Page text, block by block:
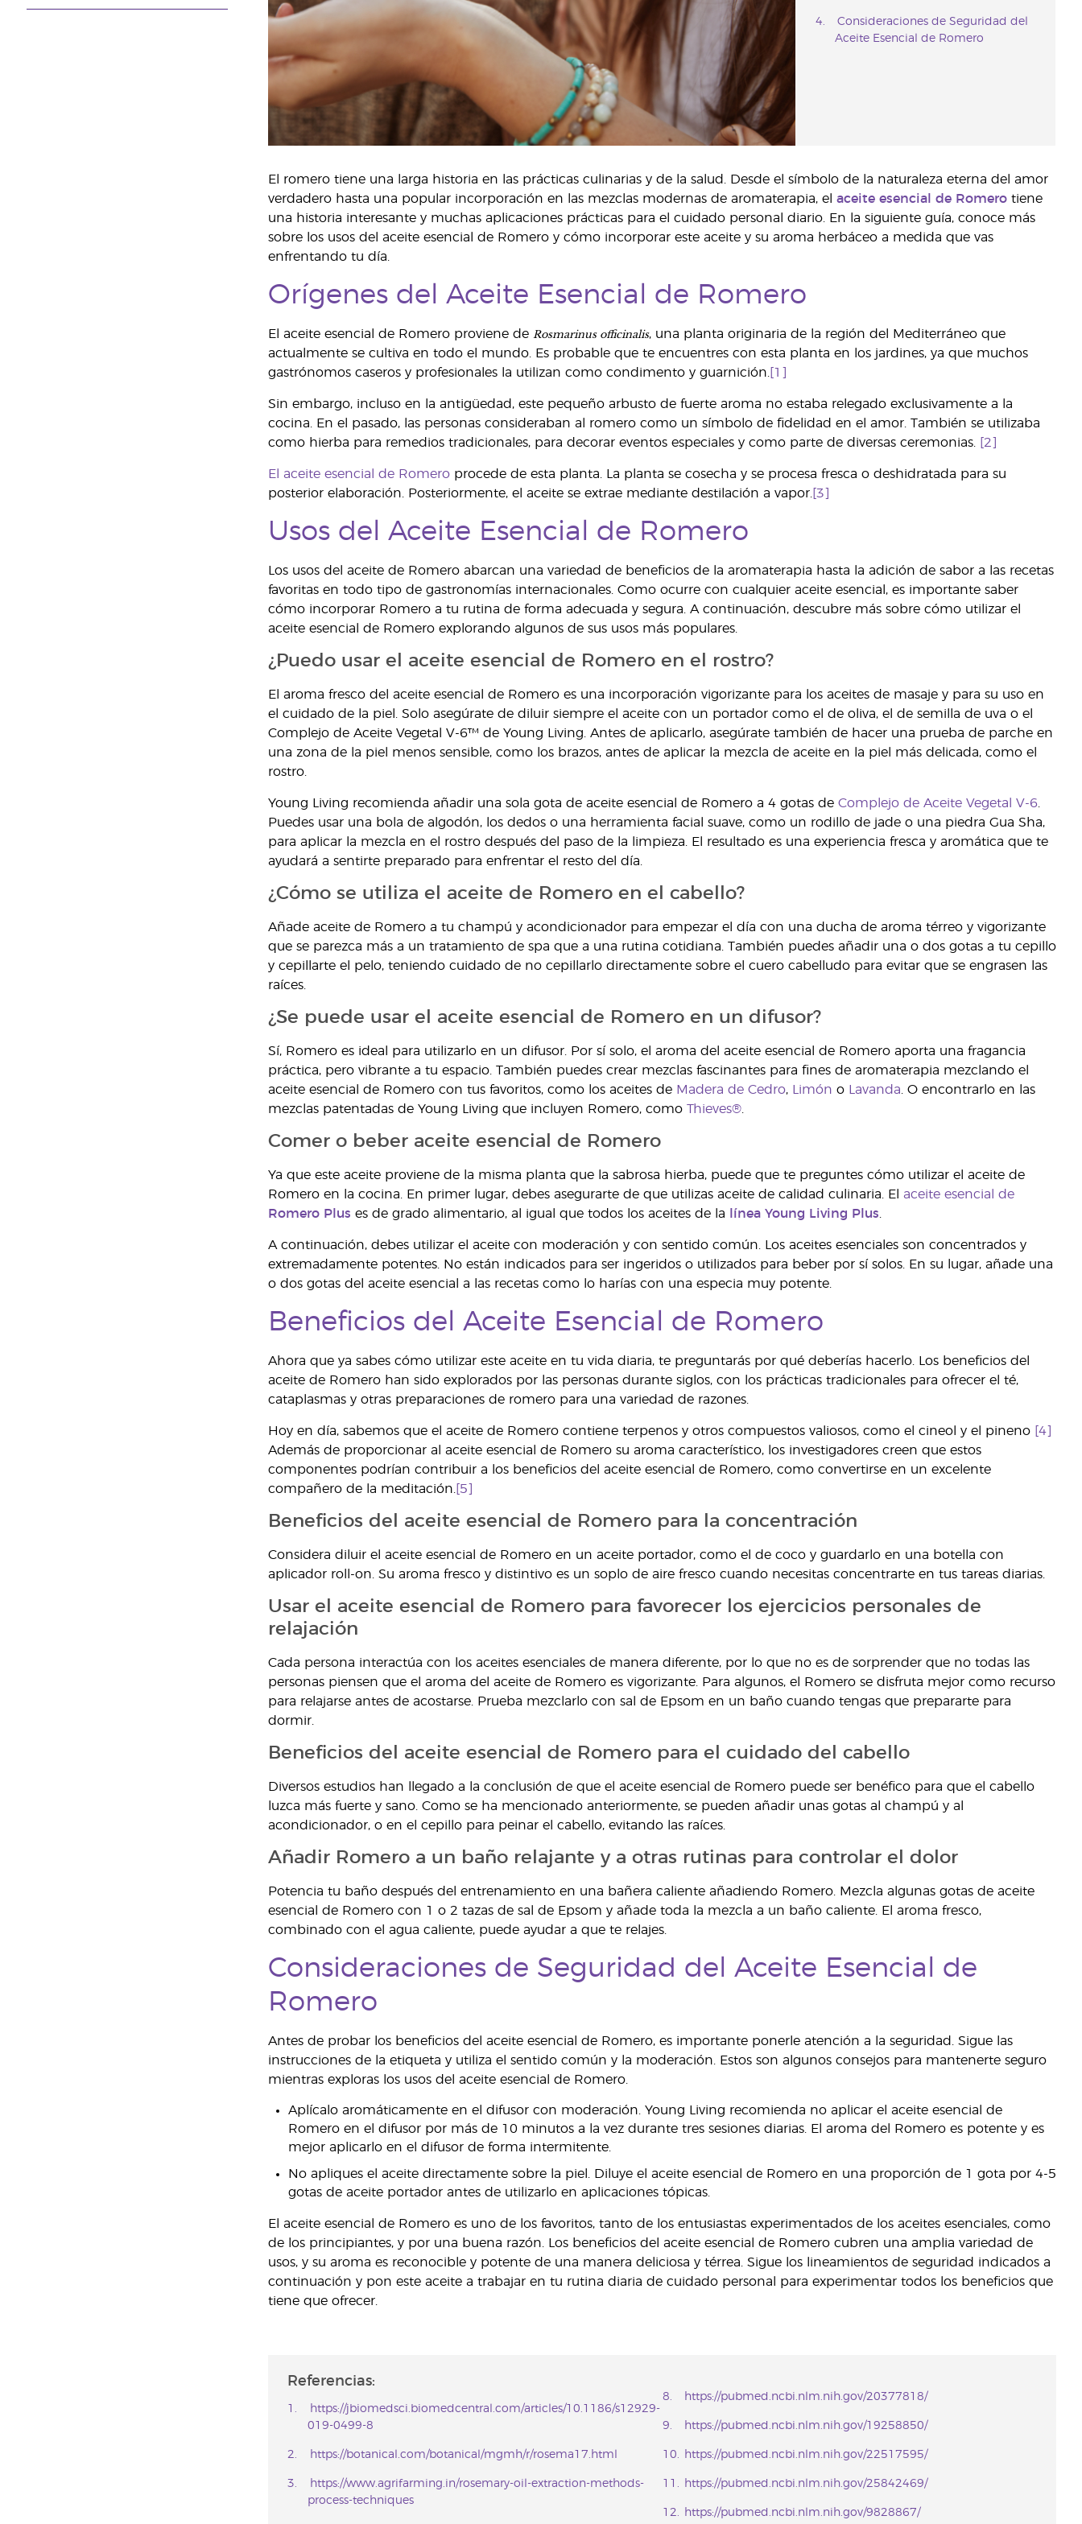
Consideraciones de Seguridad del
Aceite Esencial de Romero
El romero tiene una larga historia en las prácticas culinarias y de la salud. Desde el símbolo de la naturaleza eterna del amor
verdadero hasta una popular incorporación en las mezclas modernas de aromaterapia, el aceite esencial de Romerotiene
una historia interesante y muchas aplicaciones prácticas para el cuidado personal diario. En la siguiente guía, conoce más
sobre los usos del aceite esencial de Romero y cómo incorporar este aceite y su aroma herbáceo a medida que vas
enfrentando tu día.
Orígenes del Aceite Esencial de Romero
El aceite esencial de Romero proviene de Rosmarinus officinalis, una planta originaria de la región del Mediterráneo que
actualmente se cultiva en todo el mundo. Es probable que te encuentres con esta planta en los jardines, ya que muchos
gastrónomos caseros y profesionales la utilizan como condimento y guarnición.
[1]
Sin embargo, incluso en la antigüedad, este pequeño arbusto de fuerte aroma no estaba relegado exclusivamente a la
cocina. En el pasado, las personas consideraban al romero como un símbolo de fidelidad en el amor. También se utilizaba
como hierba para remedios tradicionales, para decorar eventos especiales y como parte de diversas ceremonias.
[2]
El aceite esencial de Romero procede de esta planta. La planta se cosecha y se procesa fresca o deshidratada para su
posterior elaboración. Posteriormente, el aceite se extrae mediante destilación a vapor. [3]
Usos del Aceite Esencial de Romero
Los usos del aceite de Romero abarcan una variedad de beneficios de la aromaterapia hasta la adición de sabor a las recetas
favoritas en todo tipo de gastronomías internacionales. Como ocurre con cualquier aceite esencial, es importante saber
cómo incorporar Romero a tu rutina de forma adecuada y segura. A continuación, descubre más sobre cómo utilizar el
aceite esencial de Romero explorando algunos de sus usos más populares.
¿Puedo usar el aceite esencial de Romero en el rostro?
El aroma fresco del aceite esencial de Romero es una incorporación vigorizante para los aceites de masaje y para su uso en
el cuidado de la piel. Solo asegúrate de diluir siempre el aceite con un portador como el de oliva, el de semilla de uva o el
Complejo de Aceite Vegetal V-6™ de Young Living. Antes de aplicarlo, asegúrate también de hacer una prueba de parche en
una zona de la piel menos sensible, como los brazos, antes de aplicar la mezcla de aceite en la piel más delicada, como el
rostro.
Young Living recomienda añadir una sola gota de aceite esencial de Romero a 4 gotas de Complejo de Aceite Vegetal V-6.
Puedes usar una bola de algodón, los dedos o una herramienta facial suave, como un rodillo de jade o una piedra Gua Sha,
para aplicar la mezcla en el rostro después del paso de la limpieza. El resultado es una experiencia fresca y aromática que te
ayudará a sentirte preparado para enfrentar el resto del día.
¿Cómo se utiliza el aceite de Romero en el cabello?
Añade aceite de Romero a tu champú y acondicionador para empezar el día con una ducha de aroma térreo y vigorizante
que se parezca más a un tratamiento de spa que a una rutina cotidiana. También puedes añadir una o dos gotas a tu cepillo
y cepillarte el pelo, teniendo cuidado de no cepillarlo directamente sobre el cuero cabelludo para evitar que se engrasen las
raíces.
¿Se puede usar el aceite esencial de Romero en un difusor?
Sí, Romero es ideal para utilizarlo en un difusor. Por sí solo, el aroma del aceite esencial de Romero aporta una fragancia
práctica, pero vibrante a tu espacio. También puedes crear mezclas fascinantes para fines de aromaterapia mezclando el
aceite esencial de Romero con tus favoritos, como los aceites de Madera de Cedro, Limón o Lavanda . O encontrarlo en las
mezclas patentadas de Young Living que incluyen Romero, como Thieves®.
Comer o beber aceite esencial de Romero
Ya que este aceite proviene de la misma planta que la sabrosa hierba, puede que te preguntes cómo utilizar el aceite de
Romero en la cocina. En primer lugar, debes asegurarte de que utilizas aceite de calidad culinaria. El aceite esencial de
Romero Plus es de grado alimentario, al igual que todos los aceites de la línea Young Living Plus
A continuación, debes utilizar el aceite con moderación y con sentido común. Los aceites esenciales son concentrados y
extremadamente potentes. No están indicados para ser ingeridos o utilizados para beber por sí solos. En su lugar, añade una
o dos gotas del aceite esencial a las recetas como lo harías con una especia muy potente.
Beneficios del Aceite Esencial de Romero
Ahora que ya sabes cómo utilizar este aceite en tu vida diaria, te preguntarás por qué deberías hacerlo. Los beneficios del
aceite de Romero han sido explorados por las personas durante siglos, con los prácticas tradicionales para ofrecer el té,
cataplasmas y otras preparaciones de romero para una variedad de razones.
Hoy en día, sabemos que el aceite de Romero contiene terpenos y otros compuestos valiosos, como el cineol y el pineno
[4]
Además de proporcionar al aceite esencial de Romero su aroma característico, los investigadores creen que estos
componentes podrían contribuir a los beneficios del aceite esencial de Romero, como convertirse en un excelente
compañero de la meditación.
[5]
Beneficios del aceite esencial de Romero para la concentración
Considera diluir el aceite esencial de Romero en un aceite portador, como el de coco y guardarlo en una botella con
aplicador roll-on. Su aroma fresco y distintivo es un soplo de aire fresco cuando necesitas concentrarte en tus tareas diarias.
Usar el aceite esencial de Romero para favorecer los ejercicios personales de
relajación
Cada persona interactúa con los aceites esenciales de manera diferente, por lo que no es de sorprender que no todas las
personas piensen que el aroma del aceite de Romero es vigorizante. Para algunos, el Romero se disfruta mejor como recurso
para relajarse antes de acostarse. Prueba mezclarlo con sal de Epsom en un baño cuando tengas que prepararte para
dormir.
Beneficios del aceite esencial de Romero para el cuidado del cabello
Diversos estudios han llegado a la conclusión de que el aceite esencial de Romero puede ser benéfico para que el cabello
luzca más fuerte y sano. Como se ha mencionado anteriormente, se pueden añadir unas gotas al champú y al
acondicionador, o en el cepillo para peinar el cabello, evitando las raíces.
Añadir Romero a un baño relajante y a otras rutinas para controlar el dolor
Potencia tu baño después del entrenamiento en una bañera caliente añadiendo Romero. Mezcla algunas gotas de aceite
esencial de Romero con 1 o 2 tazas de sal de Epsom y añade toda la mezcla a un baño caliente. El aroma fresco,
combinado con el agua caliente, puede ayudar a que te relajes.
Consideraciones de Seguridad del Aceite Esencial de
Romero
Antes de probar los beneficios del aceite esencial de Romero, es importante ponerle atención a la seguridad. Sigue las
instrucciones de la etiqueta y utiliza el sentido común y la moderación. Estos son algunos consejos para mantenerte seguro
mientras exploras los usos del aceite esencial de Romero.
Aplícalo aromáticamente en el difusor con moderación. Young Living recomienda no aplicar el aceite esencial de
Romero en el difusor por más de 10 minutos a la vez durante tres sesiones diarias. El aroma del Romero es potente y es
mejor aplicarlo en el difusor de forma intermitente.
No apliques el aceite directamente sobre la piel. Diluye el aceite esencial de Romero en una proporción de 1 gota por 4-5
gotas de aceite portador antes de utilizarlo en aplicaciones tópicas.
El aceite esencial de Romero es uno de los favoritos, tanto de los entusiastas experimentados de los aceites esenciales, como
de los principiantes, y por una buena razón. Los beneficios del aceite esencial de Romero cubren una amplia variedad de
usos, y su aroma es reconocible y potente de una manera deliciosa y térrea. Sigue los lineamientos de seguridad indicados a
continuación y pon este aceite a trabajar en tu rutina diaria de cuidado personal para experimentar todos los beneficios que
tiene que ofrecer.
Referencias:
https://jbiomedsci.biomedcentral.com/articles/10.1186/s12929-
019-0499-8
https://botanical.com/botanical/mgmh/r/rosema17.html
https://www.agrifarming.in/rosemary-oil-extraction-methods-
process-techniques
https://pubmed.ncbi.nlm.nih.gov/20377818/
https://pubmed.ncbi.nlm.nih.gov/19258850/
https://pubmed.ncbi.nlm.nih.gov/22517595/
https://pubmed.ncbi.nlm.nih.gov/25842469/
https://pubmed.ncbi.nlm.nih.gov/9828867/